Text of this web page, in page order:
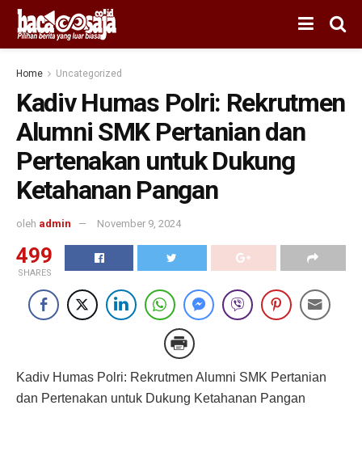
Home Uncategorized
Kadiv Humas Polri: Rekrutmen
Alumni SMK Pertanian dan
Pertenakan untuk Dukung
Ketahanan Pangan
oleh admin November 9, 2024
499
SHARES
Kadiv Humas Polri: Rekrutmen Alumni SMK Pertanian
dan Pertenakan untuk Dukung Ketahanan Pangan